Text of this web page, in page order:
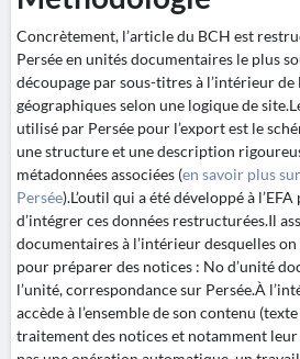
Concrètement, l’article du BCH est
Persée en unités documentaires le plus
découpage par sous-titres à l’intérieur
géographiques selon une logique de
utilisé par Persée pour l’export est le
une structure et une description
métadonnées associées (en savoir plus
Persée).L’outil qui a été développé à
d’intégrer ces données restructurées.Il
documentaires à l’intérieur desquelles
pour préparer des notices : No d’unité
l’unité, correspondance sur Persée.À
accède à l’ensemble de son contenu
traitement des notices et notamment leur